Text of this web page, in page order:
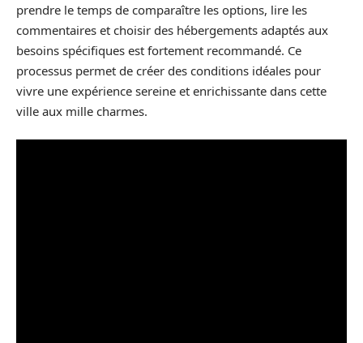
prendre le temps de comparaître les options, lire les
commentaires et choisir des hébergements adaptés aux
besoins spécifiques est fortement recommandé. Ce
processus permet de créer des conditions idéales pour
vivre une expérience sereine et enrichissante dans cette
ville aux mille charmes.